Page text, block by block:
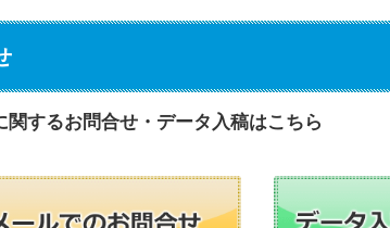
関するお問合せ・データ入稿はこちら